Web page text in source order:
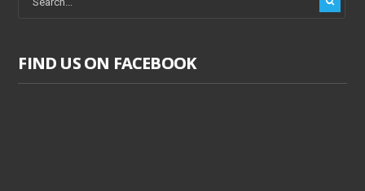
FIND US ON FACEBOOK